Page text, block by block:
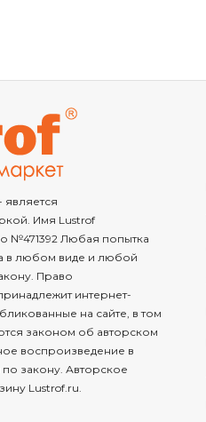
Имя Lustrof
№471392 Любая попытка
в любом виде и любой
Право
интернет-
на сайте, в том
законом об авторском
воспроизведение в
закону. Авторское
Lustrof.ru.